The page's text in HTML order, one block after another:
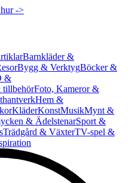
->
Barnkläder &
Bygg & VerktygBöcker &
&
tillbehörFoto, Kameror &
Hem &
KläderKonstMusikMynt &
& ÄdelstenarSport &
Trädgård & VäxterTV-spel &